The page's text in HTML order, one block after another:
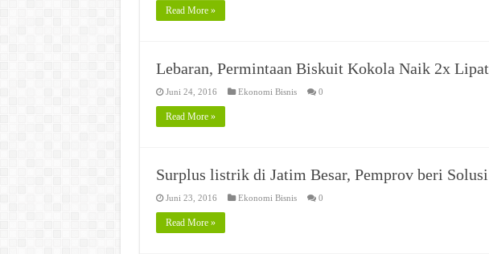
Read More »
Lebaran, Permintaan Biskuit Kokola Naik 2x Lipat
Juni 24, 2016 Ekonomi Bisnis 0
Read More »
Surplus listrik di Jatim Besar, Pemprov beri Solusi
Juni 23, 2016 Ekonomi Bisnis 0
Read More »